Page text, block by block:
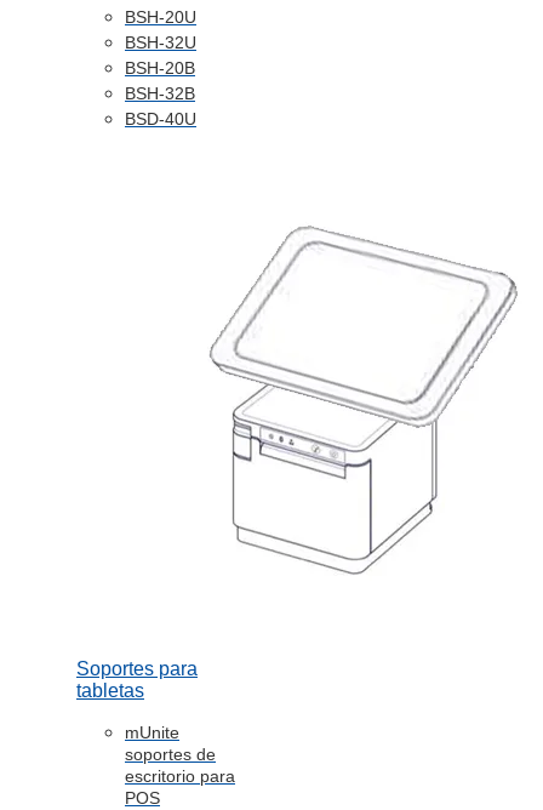
BSH-20U
BSH-32U
BSH-20B
BSH-32B
BSD-40U
Soportes para
tabletas
mUnite
soportes de
escritorio para
POS